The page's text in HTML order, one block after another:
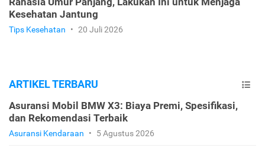
Kesehatan Jantung
Tips Kesehatan • 20 Juli 2026
ARTIKEL TERBARU
Asuransi Mobil BMW X3: Biaya Premi, Spesifikasi,
dan Rekomendasi Terbaik
Asuransi Kendaraan • 5 Agustus 2026